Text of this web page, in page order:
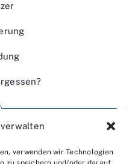
verwenden wir Technologien
uns